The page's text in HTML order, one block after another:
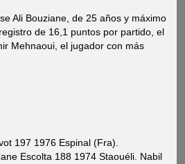
Ali Bouziane, de 25 años y máximo
de 16,1 puntos por partido, el
Mehnaoui, el jugador con más
197 1976 Espinal (Fra).
Escolta 188 1974 Staouéli. Nabil